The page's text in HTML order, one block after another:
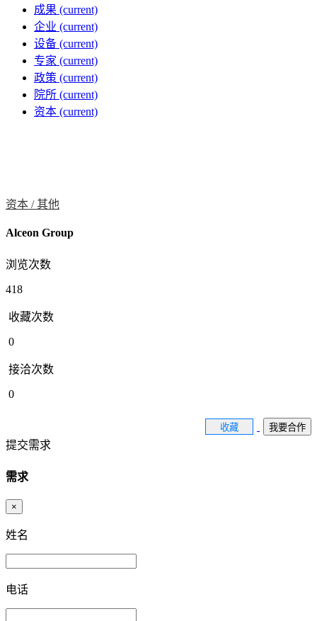
成果 (current)
企业 (current)
设备 (current)
专家 (current)
政策 (current)
院所 (current)
资本 (current)
资本 /其他
Alceon Group
浏览次数
418
收藏次数
0
接洽次数
0
收藏 我要合作
提交需求
需求
×
姓名
电话